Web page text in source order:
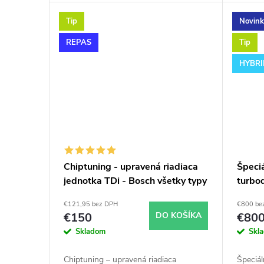
o
v
chiptuning. Pre vozidlá Škoda Octavia
1.9TDi 81kW AHF ASV.
AHF
Tip
REPAS
Chiptuning - upravená riadiaca
jednotka TDi - Bosch všetky typy
€121,95 bez DPH
€150
Skladom
DO KOŠÍKA
Chiptuning – upravená riadiaca
Tip
€800